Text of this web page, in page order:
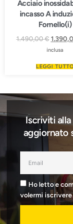
Acciaio
incasso A
Fornello(i)
1.490,00€
inclusa
LEGGI TUTTO
Iscriviti
aggiornato
Ho letto e
volermi